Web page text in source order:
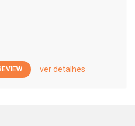
ver detalhes